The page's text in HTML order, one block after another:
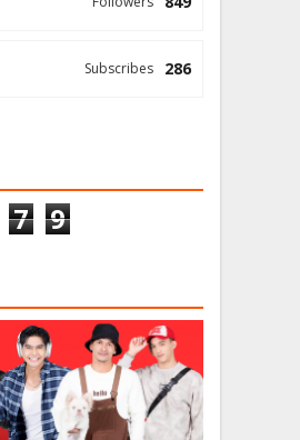
286
Subscribes
7 9